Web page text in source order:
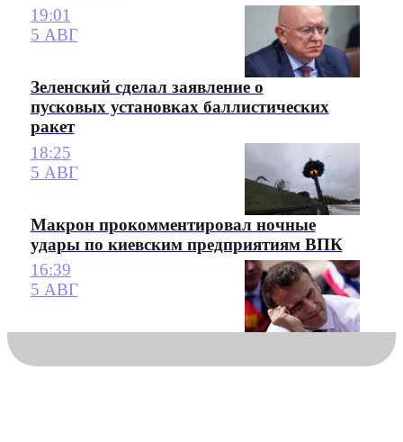
19:01
5 АВГ
Зеленский сделал заявление о
пусковых установках баллистических
ракет
18:25
5 АВГ
Макрон прокомментировал ночные
удары по киевским предприятиям ВПК
16:39
5 АВГ